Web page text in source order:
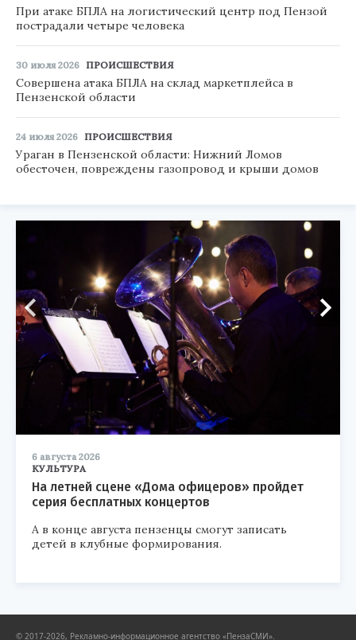
При атаке БПЛА на логистический центр под Пензой
пострадали четыре человека
30 июля 2026 ПРОИСШЕСТВИЯ
Совершена атака БПЛА на склад маркетплейса в
Пензенской области
24 июля 2026 ПРОИСШЕСТВИЯ
Ураган в Пензенской области: Нижний Ломов
обесточен, повреждены газопровод и крыши домов
6 августа 2026
КУЛЬТУРА
На летней сцене «Дома офицеров» пройдет
серия бесплатных концертов
А в конце августа пензенцы смогут записать
детей в клубные формирования.
© 2017-2026, Рекламно-информационное агентство «ПензаСМИ».